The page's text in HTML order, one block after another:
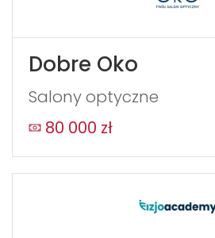
Dobre Oko
Salony optyczne
80 000 zł